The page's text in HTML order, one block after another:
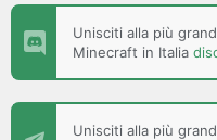
Unisciti alla più
Minecraft in Italia
Unisciti alla più